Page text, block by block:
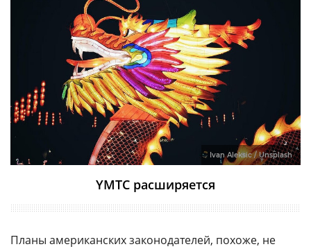
Ivan Aleksic / Unsplash
YMTC расширяется
Планы американских законодателей, похоже, не